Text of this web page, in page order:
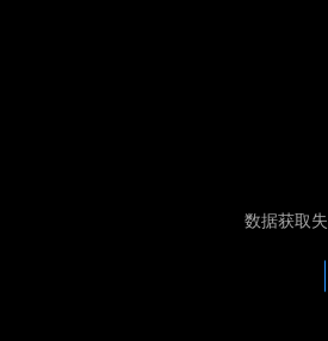
数据获取